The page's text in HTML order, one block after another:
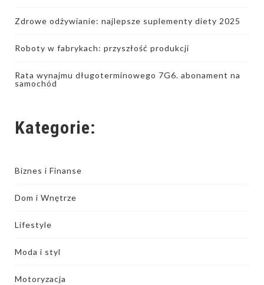
Zdrowe odżywianie: najlepsze suplementy diety 2025
Roboty w fabrykach: przyszłość produkcji
Rata wynajmu długoterminowego 7G6. abonament na
samochód
Kategorie:
Biznes i Finanse
Dom i Wnętrze
Lifestyle
Moda i styl
Motoryzacja